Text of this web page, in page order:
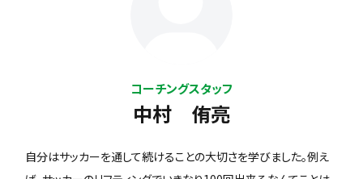
コーチングスタッフ
中村 侑亮
自分はサッカーを通して続けることの大切さを学びました。例え